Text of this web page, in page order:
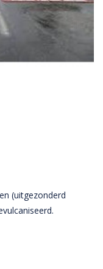
(uitgezonderd